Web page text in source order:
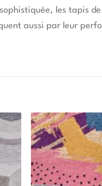
les tapis
aussi par leur